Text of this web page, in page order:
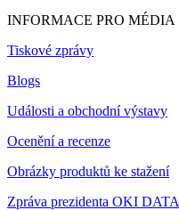
INFORMACE PRO MÉDIA
Tiskové zprávy
Blogs
Události a obchodní výstavy
Ocenění a recenze
Obrázky produktů ke stažení
Zpráva prezidenta OKI DATA